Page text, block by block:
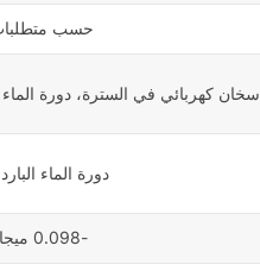
حسب
سخان كهربائي في السترة، دورة
دورة الماء
-0.098 ميجا باسكال